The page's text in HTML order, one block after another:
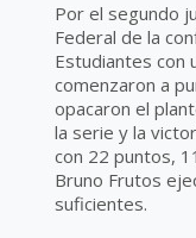
Por el segundo
Federal de la
Estudiantes con
comenzaron a
opacaron el
la serie y la
con 22 puntos,
Bruno Frutos
suficientes.